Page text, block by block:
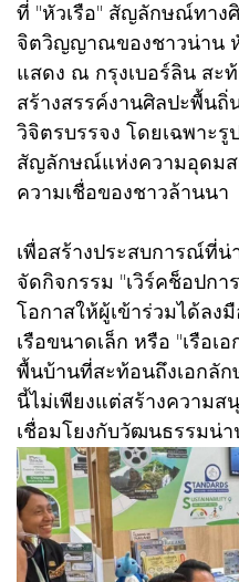
ที่ "หัวเรือ" สัญลักษณ์ทาง
จิตวิญญาณของชาวน่าน
แสดง ณ กรุงเบอร์ลิน สะ
สร้างสรรค์งานศิลปะพื้น
วิจิตรบรรจง โดยเฉพาะ
สัญลักษณ์แห่งความอุดม
ความเชื่อของชาวล้านนา
เพื่อสร้างประสบการณ์ที่น่
จัดกิจกรรม "เวิร์คช็อปกา
โอกาสให้ผู้เข้าร่วมได้ลง
เรือขนาดเล็ก หรือ "เรือ
พื้นบ้านที่สะท้อนถึงเอกลั
นี้ไม่เพียงแต่สร้างความ
เชื่อมโยงกับวัฒนธรรมน่า